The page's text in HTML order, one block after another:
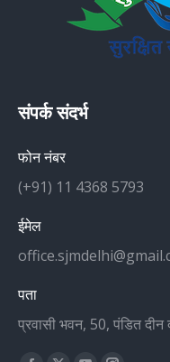
संपर्क संदर्भ
फोन नंबर
(+91) 11 4368 5793
ईमेल
पता
प्रवासी भवन, 50, पंडित दीन